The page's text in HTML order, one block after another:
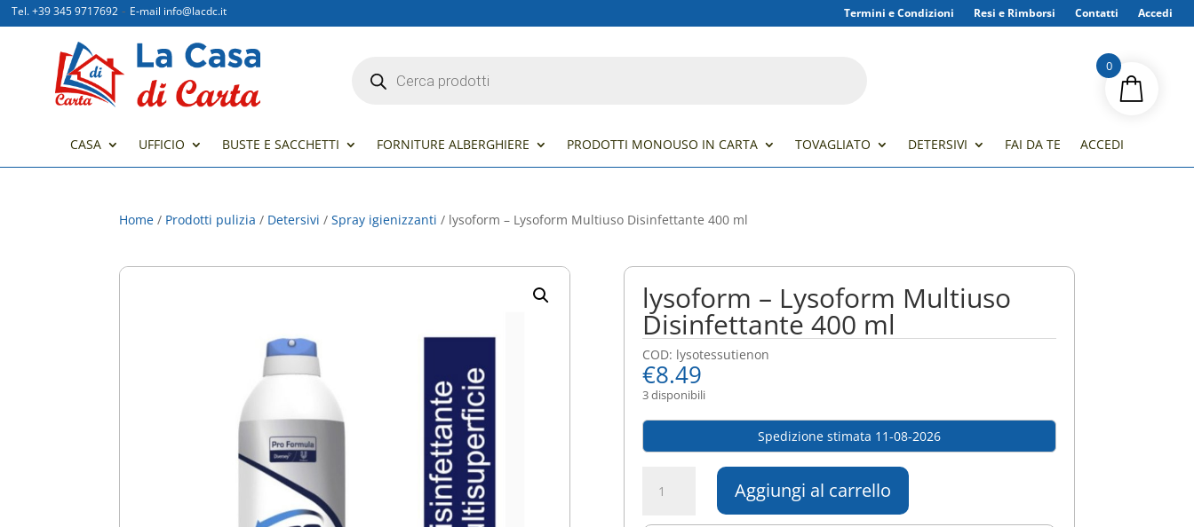
Tel. +39 345 9717692 - E-mail info@lacdc.it Termini e Condizioni Resi e Rimborsi Contatti Accedi
search
CASA UFFICIO BUSTE E SACCHETTI FORNITURE ALBERGHIERE PRODOTTI MONOUSO IN CARTA TOVAGLIATO DETERSIVI FAI DA TE ACCEDI
Home / Prodotti pulizia / Detersivi /Spray igienizzanti / lysoform – Lysoform Multiuso Disinfettante 400 ml
lysoform – Lysoform Multiuso
Disinfettante 400 ml
COD: lysotessutienon
€8.49
3 disponibili
Spedizione stimata 11-08-2026
Aggiungi al carrello
0